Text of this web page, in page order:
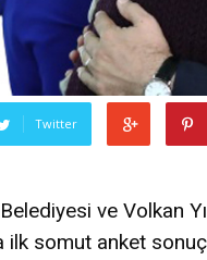
Twitter
ve Volkan
ilk somut anket